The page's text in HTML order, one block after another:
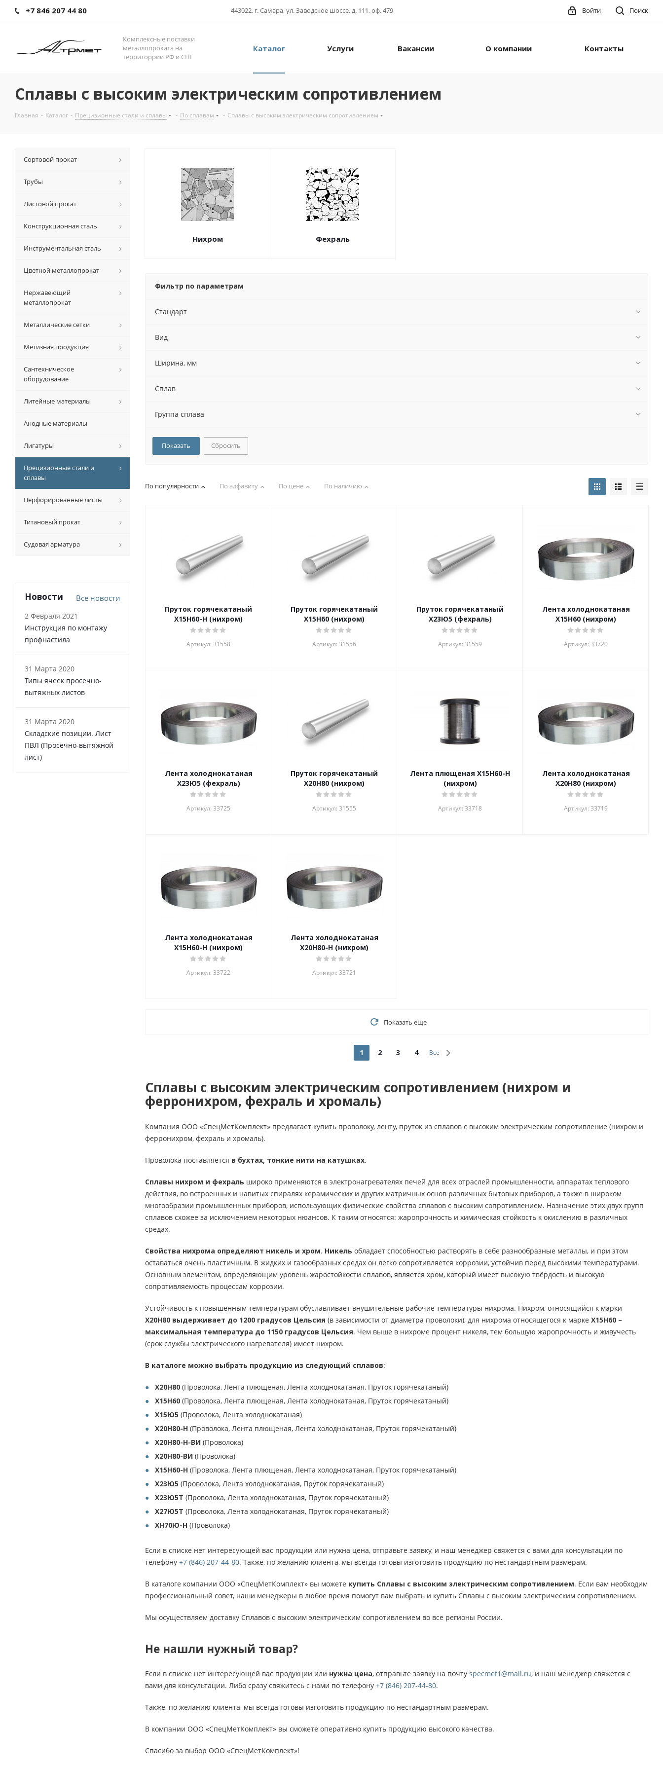
+7 846 207 44 80 443022, г. Самара, ул. Заводское шоссе, д. 111, оф. 479 Поиск
Войти
Комплексные поставки
металлопроката на
территоррии РФ и СНГ
Каталог Услуги Вакансии О компании Контакты
Сплавы с высоким электрическим сопротивлением
Главная - Каталог - Прецизионные стали и сплавы - По сплавам - Сплавы с высоким электрическим сопротивлением
Нихром Фехраль
Фильтр по параметрам
Стандарт
Вид
Ширина, мм
Сплав
Группа сплава
Сбросить
По популярности По алфавиту По цене По наличию
Пруток горячекатаный
Х15Н60-Н (нихром)
Артикул: 31558
Пруток горячекатаный
Х15Н60 (нихром)
Артикул: 31556
Пруток горячекатаный
Х23Ю5 (фехраль)
Артикул: 31559
Лента холоднокатаная
Х15Н60 (нихром)
Артикул: 33720
Лента холоднокатаная
Х23Ю5 (фехраль)
Артикул: 33725
Пруток горячекатаный
Х20Н80 (нихром)
Артикул: 31555
Лента плющеная Х15Н60-Н
(нихром)
Артикул: 33718
Лента холоднокатаная
Х20Н80 (нихром)
Артикул: 33719
Лента холоднокатаная
Х15Н60-Н (нихром)
Артикул: 33722
Лента холоднокатаная
Х20Н80-Н (нихром)
Артикул: 33721
Показать еще
1 2 3 4 Все
Сплавы с высоким электрическим сопротивлением (нихром и
ферронихром, фехраль и хромаль)
Компания ООО «СпецМетКомплект» предлагает купить проволоку, ленту, пруток из сплавов с высоким электрическим сопротивление (нихром и
ферронихром, фехраль и хромаль).
Проволока поставляется в бухтах, тонкие нити на катушках.
Сплавы нихром и фехраль широко применяются в электронагревателях печей для всех отраслей промышленности, аппаратах теплового
действия, во встроенных и навитых спиралях керамических и других матричных основ различных бытовых приборов, а также в широком
многообразии промышленных приборов, использующих физические свойства сплавов с высоким сопротивлением. Назначение этих двух групп
сплавов схожее за исключением некоторых нюансов. К таким относятся: жаропрочность и химическая стойкость к окислению в различных
средах.
Свойства нихрома определяют никель и хром. Никель обладает способностью растворять в себе разнообразные металлы, и при этом
оставаться очень пластичным. В жидких и газообразных средах он легко сопротивляется коррозии, устойчив перед высокими температурами.
Основным элементом, определяющим уровень жаростойкости сплавов, является хром, который имеет высокую твёрдость и высокую
сопротивляемость процессам коррозии.
Устойчивость к повышенным температурам обуславливает внушительные рабочие температуры нихрома. Нихром, относящийся к марки
Х20Н80 выдерживает до 1200 градусов Цельсия (в зависимости от диаметра проволоки), для нихрома относящегося к марке Х15Н60 –
максимальная температура до 1150 градусов Цельсия. Чем выше в нихроме процент никеля, тем большую жаропрочность и живучесть
(срок службы электрического нагревателя) имеет нихром.
В каталоге можно выбрать продукцию из следующий сплавов:
Х20Н80 (Проволока, Лента плющеная, Лента холоднокатаная, Пруток горячекатаный)
Х15Н60 (Проволока, Лента плющеная, Лента холоднокатаная, Пруток горячекатаный)
Х15Ю5 (Проволока, Лента холоднокатаная)
Х20Н80-Н (Проволока, Лента плющеная, Лента холоднокатаная, Пруток горячекатаный)
Х20Н80-Н-ВИ (Проволока)
Х20Н80-ВИ (Проволока)
Х15Н60-Н (Проволока, Лента плющеная, Лента холоднокатаная, Пруток горячекатаный)
Х23Ю5 (Проволока, Лента холоднокатаная, Пруток горячекатаный)
Х23Ю5Т (Проволока, Лента холоднокатаная, Пруток горячекатаный)
Х27Ю5Т (Проволока, Лента холоднокатаная, Пруток горячекатаный)
ХН70Ю-Н (Проволока)
Если в списке нет интересующей вас продукции или нужна цена, отправьте заявку, и наш менеджер свяжется с вами для консультации по
телефону +7 (846) 207-44-80. Также, по желанию клиента, мы всегда готовы изготовить продукцию по нестандартным размерам.
В каталоге компании ООО «СпецМетКомплект» вы можете купить Сплавы с высоким электрическим сопротивлением. Если вам необходим
профессиональный совет, наши менеджеры в любое время помогут вам выбрать и купить Сплавы с высоким электрическим сопротивлением.
Мы осуществляем доставку Сплавов с высоким электрическим сопротивлением во все регионы России.
Не нашли нужный товар?
Если в списке нет интересующей вас продукции или нужна цена, отправьте заявку на почту specmet1@mail.ru, и наш менеджер свяжется с
вами для консультации. Либо сразу свяжитесь с нами по телефону +7 (846) 207-44-80.
Также, по желанию клиента, мы всегда готовы изготовить продукцию по нестандартным размерам.
В компании ООО «СпецМетКомплект» вы сможете оперативно купить продукцию высокого качества.
Спасибо за выбор ООО «СпецМетКомплект»!
Сортовой прокат
Трубы
Листовой прокат
Конструкционная сталь
Инструментальная сталь
Цветной металлопрокат
Нержавеющий
металлопрокат
Металлические сетки
Метизная продукция
Сантехническое
оборудование
Литейные материалы
Анодные материалы
Лигатуры
Прецизионные стали и
сплавы
Перфорированные листы
Титановый прокат
Судовая арматура
Новости Все новости
2 Февраля 2021
Инструкция по монтажу
профнастила
31 Марта 2020
Типы ячеек просечно-
вытяжных листов
31 Марта 2020
Складские позиции. Лист
ПВЛ (Просечно-вытяжной
лист)